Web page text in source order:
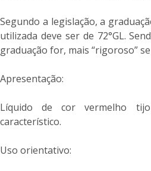
Segundo a legislação, a
utilizada deve ser de 72°GL.
graduação for, mais “rigoroso”
Apresentação:
Líquido de cor vermelho
característico.
Uso orientativo: